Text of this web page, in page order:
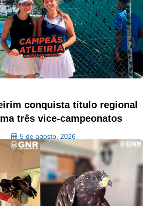
conquista título regional
três vice-campeonatos
5 de agosto, 2026